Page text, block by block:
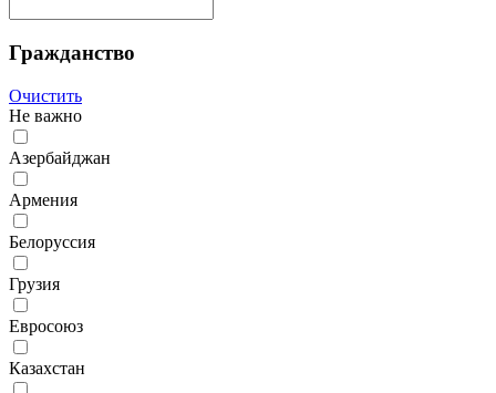
Гражданство
Очистить
Не важно
Азербайджан
Армения
Белоруссия
Грузия
Евросоюз
Казахстан